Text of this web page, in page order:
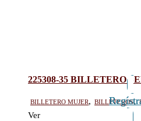
225308-35 BILLETERO
Billetero mujer, Billeteros,
Ver